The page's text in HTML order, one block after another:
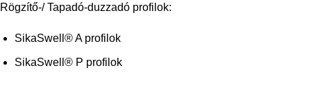
Rögzítő-/ Tapadó-duzzadó profilok:
SikaSwell® A profilok
SikaSwell® P profilok